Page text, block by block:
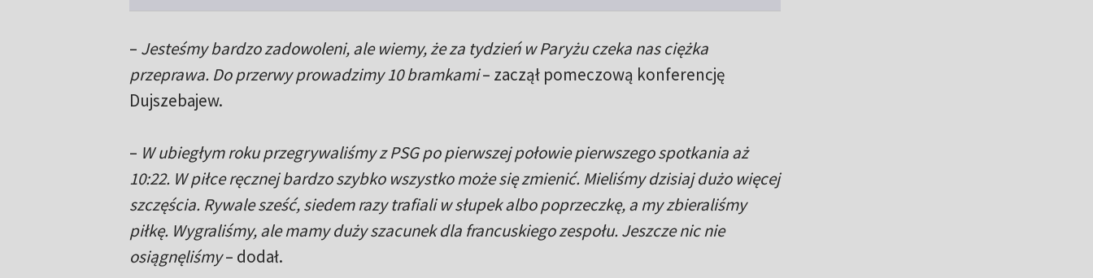
– Jesteśmy bardzo zadowoleni, ale wiemy, że za tydzień w Paryżu czeka nas ciężka
przeprawa. Do przerwy prowadzimy 10 bramkami– zaczął pomeczową konferencję
Dujszebajew.
– W ubiegłym roku przegrywaliśmy z PSG po pierwszej połowie pierwszego spotkania aż
10:22. W piłce ręcznej bardzo szybko wszystko może się zmienić. Mieliśmy dzisiaj dużo więcej
szczęścia. Rywale sześć, siedem razy trafiali w słupek albo poprzeczkę, a my zbieraliśmy
piłkę. Wygraliśmy, ale mamy duży szacunek dla francuskiego zespołu. Jeszcze nic nie
osiągnęliśmy– dodał.